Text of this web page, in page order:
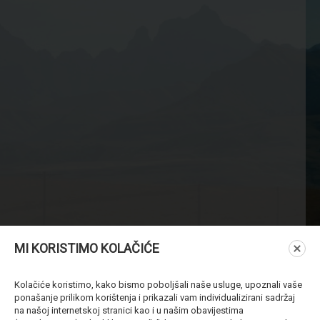
MI KORISTIMO KOLAČIĆE
Kolačiće koristimo, kako bismo poboljšali naše usluge, upoznali vaše
ponašanje prilikom korištenja i prikazali vam individualizirani sadržaj
na našoj internetskoj stranici kao i u našim obavijestima